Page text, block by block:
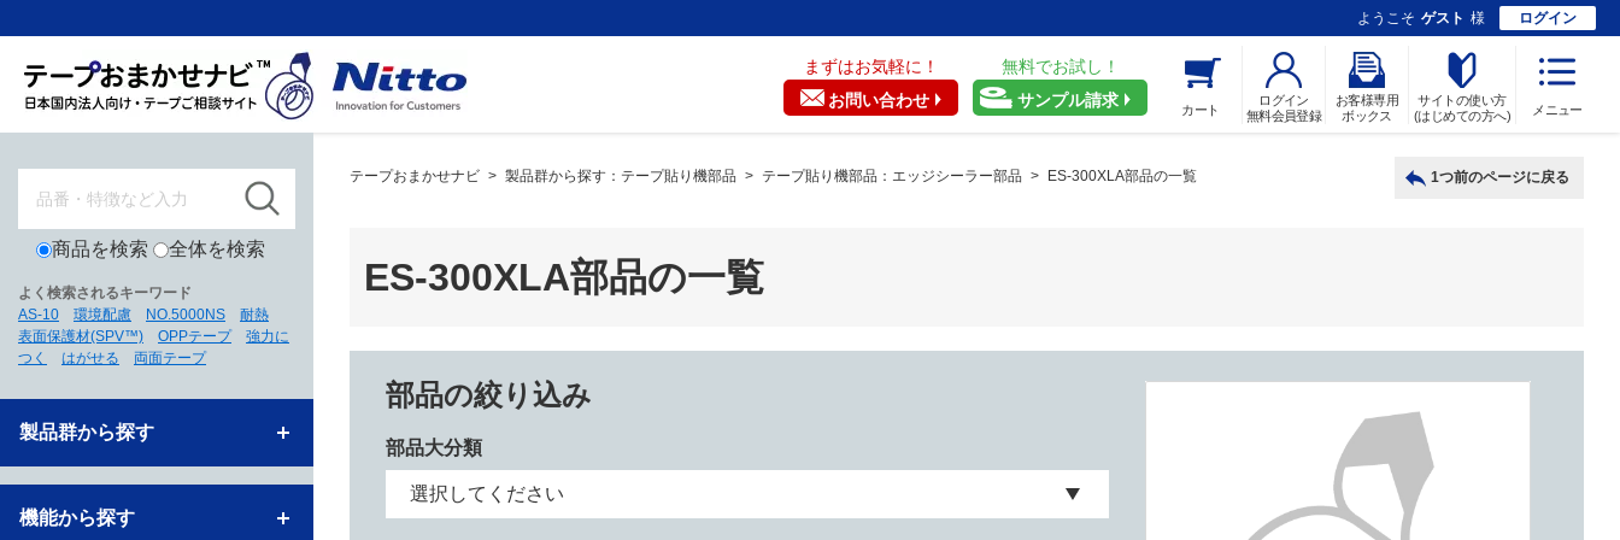
まずはお気軽に！
お問い合わせ
無料でお試し！
サンプル請求
カート
ログイン
無料会員登録
お客様専用
ボックス
サイトの使い方
(はじめての方へ)
メニュー
ようこそ ゲスト 様 ログイン
商品を検索 全体を検索
よく検索されるキーワード
AS-10
環境配慮 NO.5000NS
耐熱
表面保護材(SPV™)
OPPテープ
強力に
つく
はがせる 両面テープ
製品群から探す
機能から探す
テープおまかせナビ > 製品群から探す：テープ貼り機部品 > テープ貼り機部品：エッジシーラー部品 > ES-300XLA部品の一覧 1つ前のページに戻る
ES-300XLA部品の一覧
部品の絞り込み
部品大分類